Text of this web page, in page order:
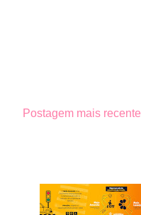
Postagem mais recente